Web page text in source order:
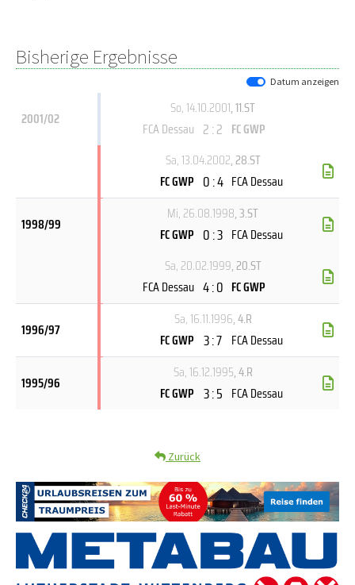
Bisherige Ergebnisse
Datum anzeigen
2001/02
So, 14.10.2001, 11.ST
FCA Dessau 2 : 2 FC GWP
Sa, 13.04.2002, 28.ST
FC GWP 0 : 4 FCA Dessau
1998/99
Mi, 26.08.1998, 3.ST
FC GWP 0 : 3 FCA Dessau
Sa, 20.02.1999, 20.ST
FCA Dessau 4 : 0 FC GWP
1996/97
Sa, 16.11.1996, 4.R
FC GWP 3 : 7 FCA Dessau
1995/96
Sa, 16.12.1995, 4.R
FC GWP 3 : 5 FCA Dessau
Zurück